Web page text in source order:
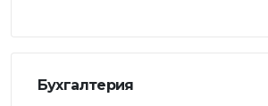
Бухгалтерия